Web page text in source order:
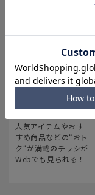
最新のお買い得情報
人気アイテムやおす
すめ商品などの“おト
ク“が満載のチラシが
Webでも見られる！